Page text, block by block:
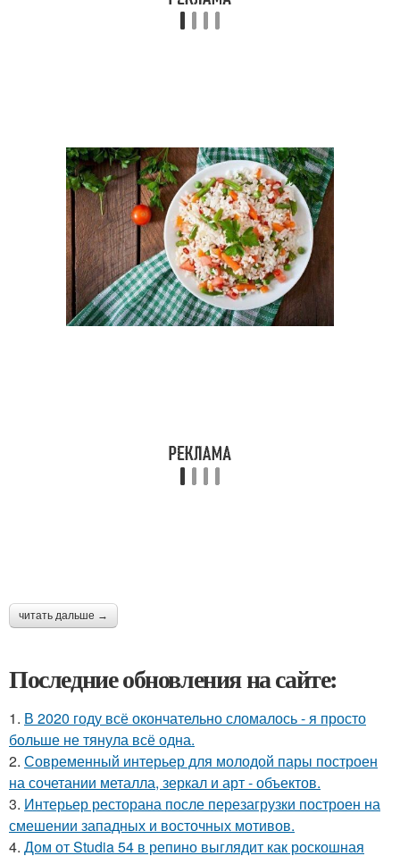
читать дальше →
Последние обновления на сайте:
1. В 2020 году всё окончательно сломалось - я просто
больше не тянула всё одна.
2. Современный интерьер для молодой пары построен
на сочетании металла, зеркал и арт - объектов.
3. Интерьер ресторана после перезагрузки построен на
смешении западных и восточных мотивов.
4. Дом от Studia 54 в репино выглядит как роскошная